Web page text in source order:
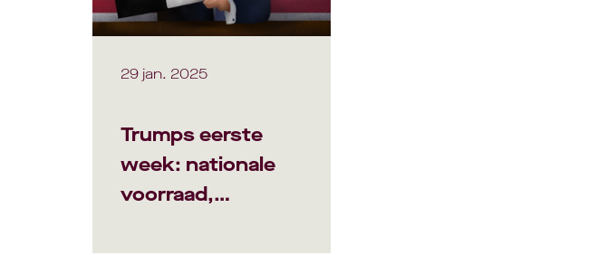
29 jan. 2025
Trumps eerste
week: nationale
voorraad,